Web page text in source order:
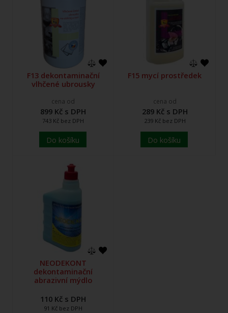
F13 dekontaminační
vlhčené ubrousky
cena od
899 Kč s DPH
743 Kč bez DPH
Do košíku
F15 mycí prostředek
cena od
289 Kč s DPH
239 Kč bez DPH
Do košíku
NEODEKONT
dekontaminační
abrazivní mýdlo
110 Kč s DPH
91 Kč bez DPH